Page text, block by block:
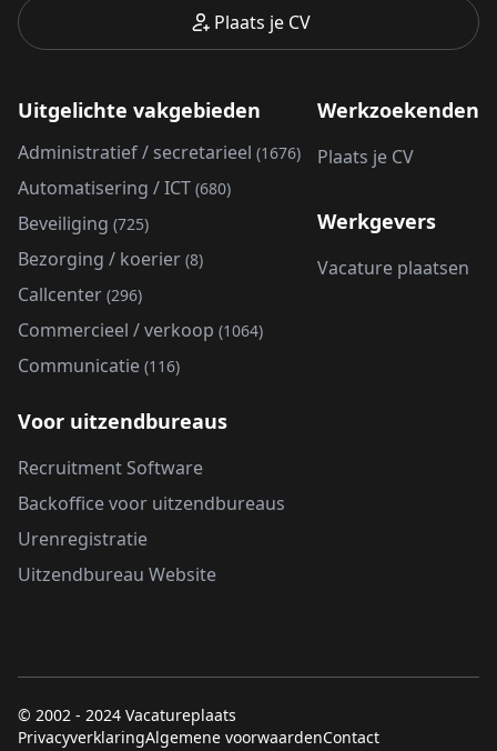
Plaats je CV
Uitgelichte vakgebieden
Administratief / secretarieel (1676)
Automatisering / ICT (680)
Beveiliging (725)
Bezorging / koerier (8)
Callcenter (296)
Commercieel / verkoop (1064)
Communicatie (116)
Werkzoekenden
Plaats je CV
Werkgevers
Vacature plaatsen
Voor uitzendbureaus
Recruitment Software
Backoffice voor uitzendbureaus
Urenregistratie
Uitzendbureau Website
© 2002 - 2024 Vacatureplaats
PrivacyverklaringAlgemene voorwaardenContact